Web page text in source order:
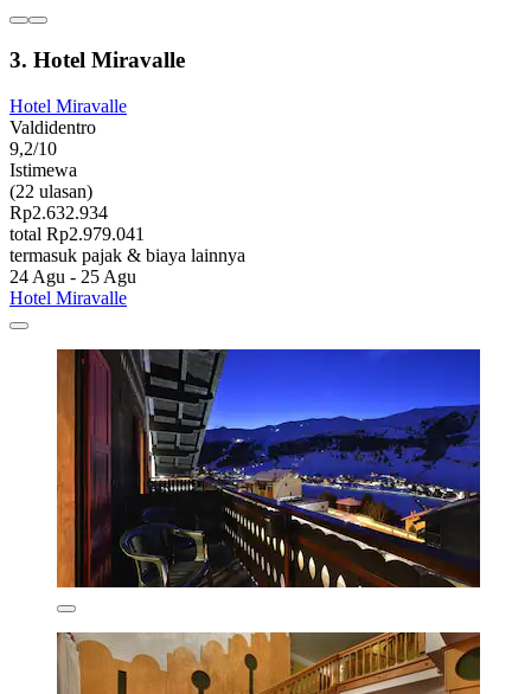
3. Hotel Miravalle
Hotel Miravalle
Valdidentro
9,2/10
Istimewa
(22 ulasan)
Rp2.632.934
total Rp2.979.041
termasuk pajak & biaya lainnya
24 Agu - 25 Agu
Hotel Miravalle